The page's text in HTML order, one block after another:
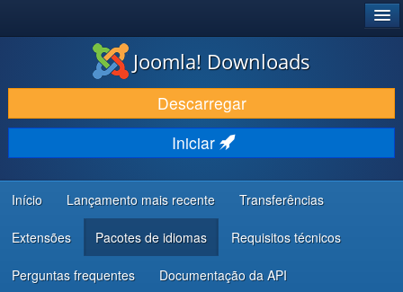
DESCARREGAR E EVOLUIR
DESCOBRIR E APRENDER
COMUNIDADE E SUPORTE
RECURSOS PARA PROGRAMADORES
Joomla! Downloads
Descarregar
Iniciar
Início Lançamento mais recente Transferências
Extensões Pacotes de idiomas Requisitos técnicos
Perguntas frequentes Documentação da API